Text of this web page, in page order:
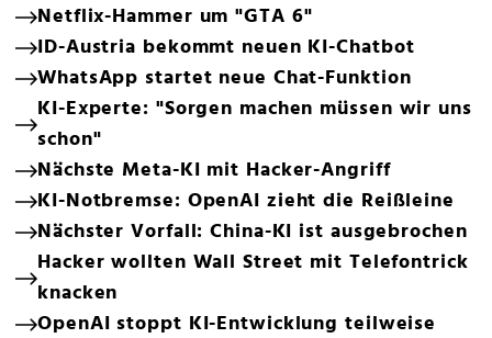
Netflix-Hammer um "GTA 6"
ID-Austria bekommt neuen KI-Chatbot
WhatsApp startet neue Chat-Funktion
KI-Experte: "Sorgen machen müssen wir uns
schon"
Nächste Meta-KI mit Hacker-Angriff
KI-Notbremse: OpenAI zieht die Reißleine
Nächster Vorfall: China-KI ist ausgebrochen
Hacker wollten Wall Street mit Telefontrick
knacken
OpenAI stoppt KI-Entwicklung teilweise